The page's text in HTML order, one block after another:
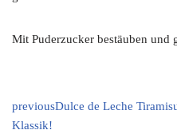
Mit Puderzucker bestäuben und
previousDulce de Leche
Klassik!